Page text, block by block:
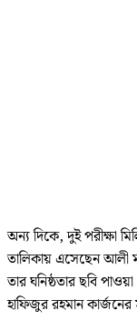
অন্য দিকে, দুই পরীক্ষা
তালিকায় এসেছেন আলী
তার ঘনিষ্ঠতার ছবি
হাফিজুর রহমান